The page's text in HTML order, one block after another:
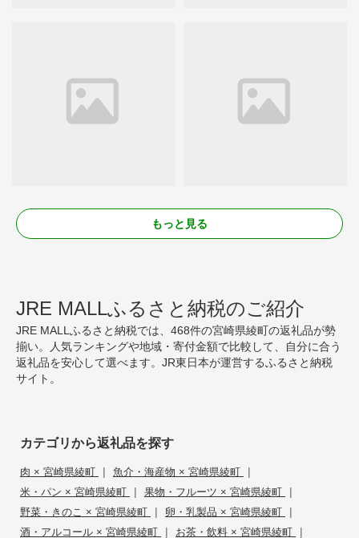
もっと見る
JRE MALLふるさと納税のご紹介
JRE MALLふるさと納税では、468件の宮崎県綾町の返礼品が勢
揃い。人気ランキングや地域・寄付金額で比較して、自分に合う
返礼品を安心して選べます。JR東日本が運営するふるさと納税
サイト。
カテゴリから返礼品を探す
肉 × 宮崎県綾町 | 魚介・海産物 × 宮崎県綾町 |
米・パン × 宮崎県綾町 | 果物・フルーツ × 宮崎県綾町 |
野菜・きのこ × 宮崎県綾町 | 卵・乳製品 × 宮崎県綾町 |
酒・アルコール × 宮崎県綾町 | お茶・飲料 × 宮崎県綾町 |